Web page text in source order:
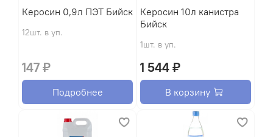
Керосин 0,9л ПЭТ Бийск
12шт. в уп.
147 ₽
Подробнее
Керосин 10л канистра
Бийск
1шт. в уп.
1 544 ₽
В корзину